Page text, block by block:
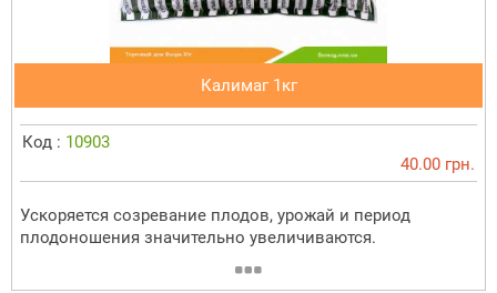
Калимаг 1кг
Код : 10903
40.00 грн.
Ускоряется созревание плодов, урожай и период
плодоношения значительно увеличиваются.